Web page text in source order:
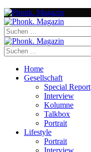
Suchen
nach:
Suchen
nach:
Home
Gesellschaft
Special Report
Interview
Kolumne
Talkbox
Portrait
Lifestyle
Portrait
Interview